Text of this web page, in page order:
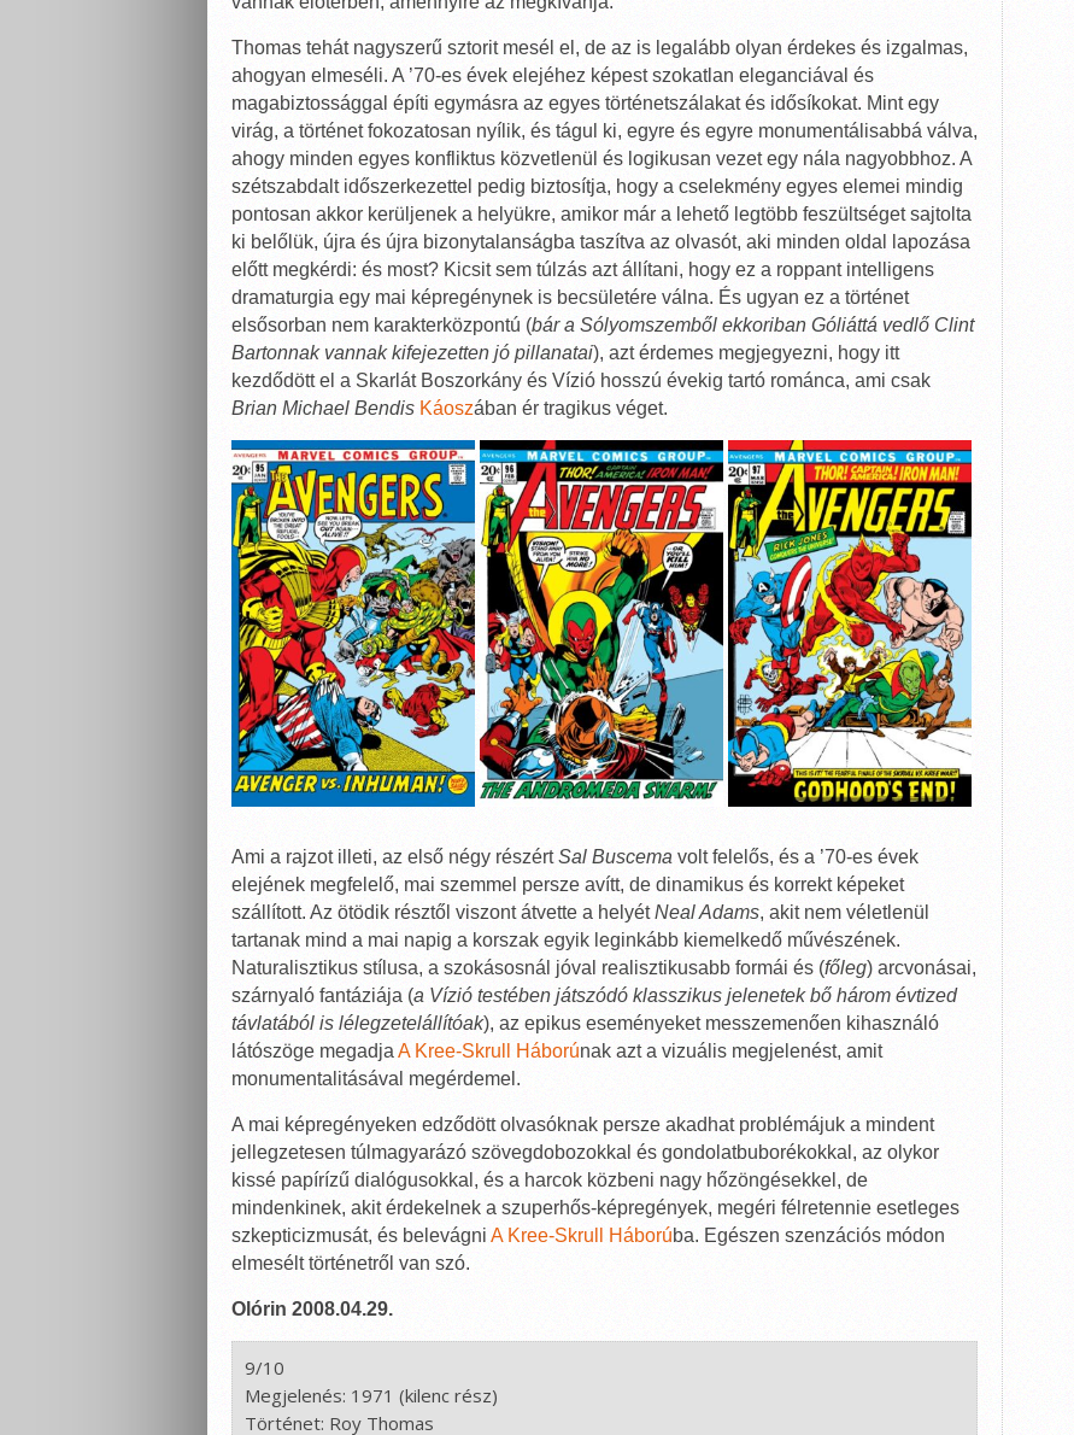
Thomas tehát nagyszerű sztorit mesél el, de az is legalább olyan érdekes és izgalmas,
ahogyan elmeséli. A ’70-es évek elejéhez képest szokatlan eleganciával és
magabiztossággal építi egymásra az egyes történetszálakat és idősíkokat. Mint egy
virág, a történet fokozatosan nyílik, és tágul ki, egyre és egyre monumentálisabbá válva,
ahogy minden egyes konfliktus közvetlenül és logikusan vezet egy nála nagyobbhoz. A
szétszabdalt időszerkezettel pedig biztosítja, hogy a cselekmény egyes elemei mindig
pontosan akkor kerüljenek a helyükre, amikor már a lehető legtöbb feszültséget sajtolta
ki belőlük, újra és újra bizonytalanságba taszítva az olvasót, aki minden oldal lapozása
előtt megkérdi: és most? Kicsit sem túlzás azt állítani, hogy ez a roppant intelligens
dramaturgia egy mai képregénynek is becsületére válna. És ugyan ez a történet
elsősorban nem karakterközpontú (bár a Sólyomszemből ekkoriban Góliáttá vedlő Clint
Bartonnak vannak kifejezetten jó pillanatai), azt érdemes megjegyezni, hogy itt
kezdődött el a Skarlát Boszorkány és Vízió hosszú évekig tartó románca, ami csak
Brian Michael Bendis Káoszában ér tragikus véget.
Ami a rajzot illeti, az első négy részértSal Buscema volt felelős, és a ’70-es évek
elejének megfelelő, mai szemmel persze avítt, de dinamikus és korrekt képeket
szállított. Az ötödik résztől viszont átvette a helyétNeal Adams, akit nem véletlenül
tartanak mind a mai napig a korszak egyik leginkább kiemelkedő művészének.
Naturalisztikus stílusa, a szokásosnál jóval realisztikusabb formái és (főleg) arcvonásai,
szárnyaló fantáziája (a Vízió testében játszódó klasszikus jelenetek bő három évtized
távlatából is lélegzetelállítóak), az epikus eseményeket messzemenően kihasználó
látószöge megadja A Kree-Skrull Háborúnak azt a vizuális megjelenést, amit
monumentalitásával megérdemel.
A mai képregényeken edződött olvasóknak persze akadhat problémájuk a mindent
jellegzetesen túlmagyarázó szövegdobozokkal és gondolatbuborékokkal, az olykor
kissé papírízű dialógusokkal, és a harcok közbeni nagy hőzöngésekkel, de
mindenkinek, akit érdekelnek a szuperhős-képregények, megéri félretennie esetleges
szkepticizmusát, és belevágni A Kree-Skrull Háborúba. Egészen szenzációs módon
elmesélt történetről van szó.
Olórin 2008.04.29.
9/10
Megjelenés: 1971 (kilenc rész)
Történet: Roy Thomas